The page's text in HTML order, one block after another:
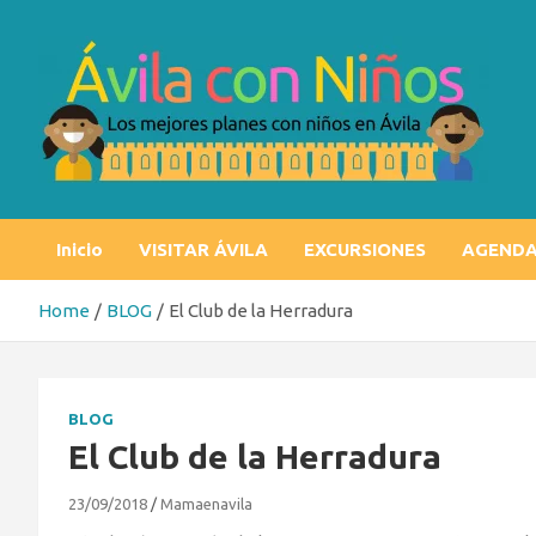
Inicio VISITAR ÁVILA EXCURSIONES AGENDA
Home BLOG El Club de la Herradura
BLOG
El Club de la Herradura
23/09/2018 Mamaenavila